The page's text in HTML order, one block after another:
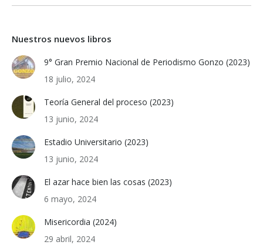
Nuestros nuevos libros
9° Gran Premio Nacional de Periodismo Gonzo (2023)
18 julio, 2024
Teoría General del proceso (2023)
13 junio, 2024
Estadio Universitario (2023)
13 junio, 2024
El azar hace bien las cosas (2023)
6 mayo, 2024
Misericordia (2024)
29 abril, 2024